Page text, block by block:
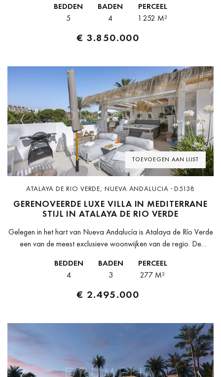
slechts een...
BEDDEN
5
BADEN
4
PERCEEL
1.252 M²
€ 3.850.000
TOEVOEGEN AAN LIJST
Previous Next
ATALAYA DE RIO VERDE, NUEVA ANDALUCIA · D5138
GERENOVEERDE LUXE VILLA IN MEDITERRANE
STIJL IN ATALAYA DE RIO VERDE
Gelegen in het hart van Nueva Andalucía is Atalaya de Río Verde
een van de meest exclusieve woonwijken van de regio. De
BEDDEN
4
BADEN
3
PERCEEL
277 M²
€ 2.495.000